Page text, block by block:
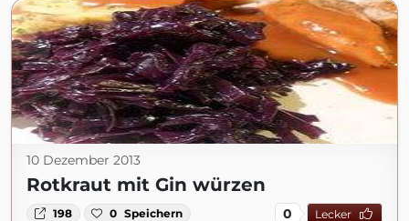
10 Dezember 2013
Rotkraut mit Gin würzen
198 0 Speichern 0 Lecker